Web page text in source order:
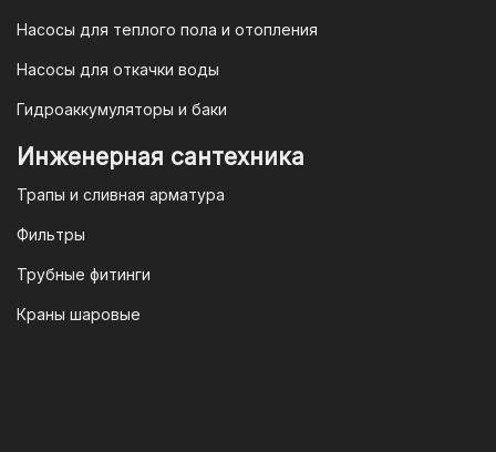
отопительной техники (котлы, газовые
монтажа, необходимо вызывать
специалиста из
ЦЕНТРА на первый запуск
оборудования (пуско-наладочные
Насосы для теплого пола и отопления
Насосы для откачки воды
Гидроаккумуляторы и баки
Инженерная сантехника
Трапы и сливная арматура
Фильтры
Трубные фитинги
Краны шаровые